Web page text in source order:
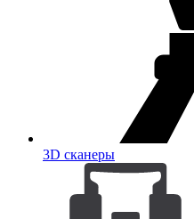
3D сканеры